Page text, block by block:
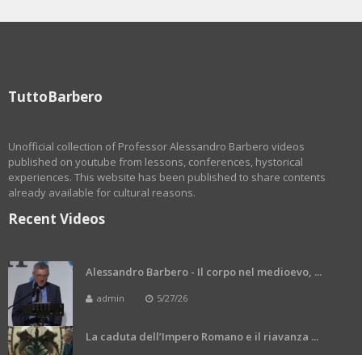
TuttoBarbero
Unofficial collection of Professor Alessandro Barbero videos
published on youtube from lessons, conferences, hystorical
experiences. This website has been published to share contents
already available for cultural reasons.
Recent Videos
Alessandro Barbero - Il corpo nel medioevo, ...
admin 5/27/26
La caduta dell’Impero Romano e il riavanza ...